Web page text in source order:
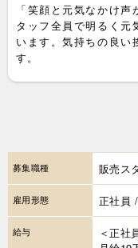
「笑顔と元気なかけ
タッフ全員で明るく元
います。気持ちの良い
す。
募集職種 販売ス
雇用形態 正社員
給与
＜正社